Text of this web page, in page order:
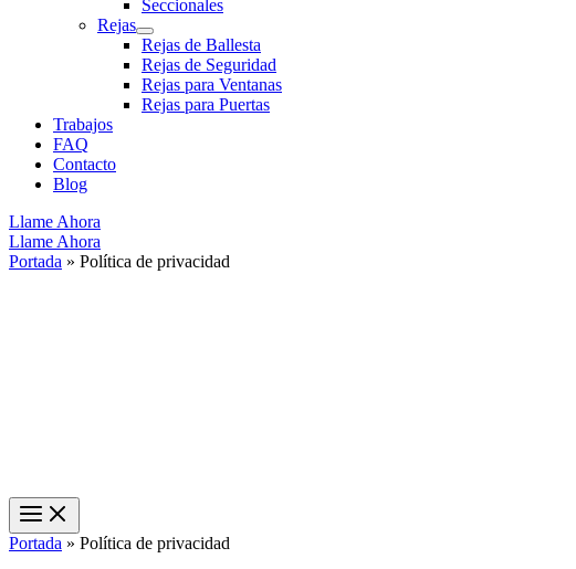
Seccionales
Rejas
Rejas de Ballesta
Rejas de Seguridad
Rejas para Ventanas
Rejas para Puertas
Trabajos
FAQ
Contacto
Blog
Llame Ahora
Llame Ahora
Portada » Política de privacidad
Portada » Política de privacidad